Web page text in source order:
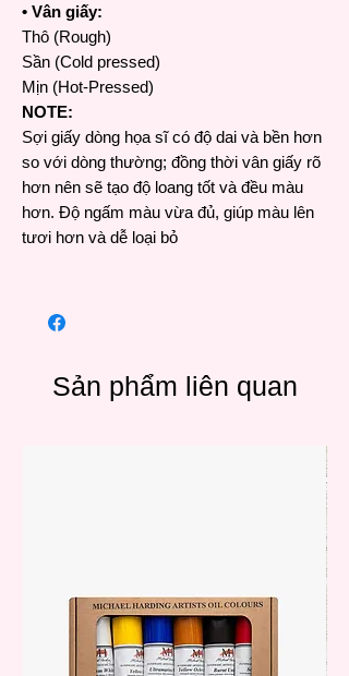
• Vân giấy:
Thô (Rough)
Sần (Cold pressed)
Mịn (Hot-Pressed)
NOTE:
Sợi giấy dòng họa sĩ có độ dai và bền hơn
so với dòng thường; đồng thời vân giấy rõ
hơn nên sẽ tạo độ loang tốt và đều màu
hơn. Độ ngấm màu vừa đủ, giúp màu lên
tươi hơn và dễ loại bỏ
Sản phẩm liên quan